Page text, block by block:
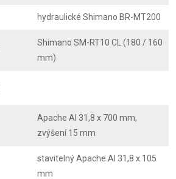
hydraulické Shimano BR-MT200
Shimano SM-RT10 CL (180 / 160
mm)
Apache Al 31,8 x 700 mm,
zvýšení 15 mm
stavitelný Apache Al 31,8 x 105
mm